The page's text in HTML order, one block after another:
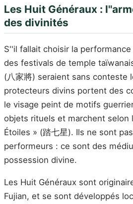
Les Huit Généraux :
des divinités
S''il fallait choisir la
des festivals de temple
(八家將) seraient sans conteste
protecteurs divins portent des
le visage peint de motifs
objets rituels et marchent selon
Étoiles » (踏七星). Ils ne sont
performeurs : ce sont des
possession divine.
Les Huit Généraux sont
Fujian, et se sont développés